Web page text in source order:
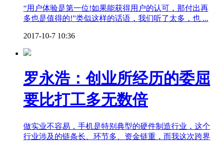
“用户体验是第一位!如果能获得用户的认可，那付出再
多也是值得的!”类似这样的话语，我们听了太多，也 ...
2017-10-7 10:36
罗永浩：创业所经历的委屈
要比打工多无数倍
做实业不容易，手机是特别典型的硬件制造行业，这个
行业涉及的链条长、环节多、资金链重，而我这次跨界